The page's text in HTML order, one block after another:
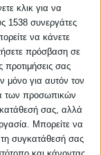
κλικ για να
1538 συνεργάτες
να κάνετε
πρόσβαση σε
προτιμήσεις σας
μόνο για αυτόν τον
των προσωπικών
σας, αλλά
Μπορείτε να
τη συγκατάθεσή σας